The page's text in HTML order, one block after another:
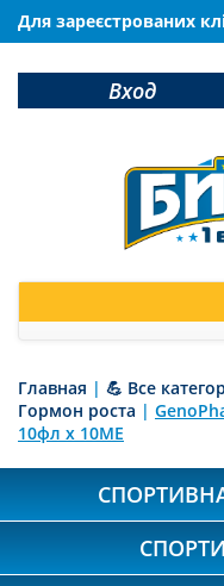
Для зареєстрованих
Вход
Главная | 💪 Все
Гормон роста |
10фл х 10ME